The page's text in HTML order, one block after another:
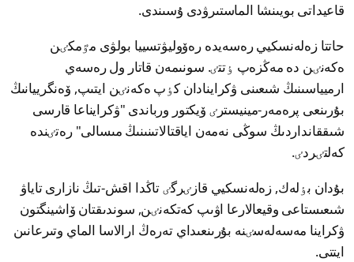
قاعيداتى بويىنشا الماستىرۋدى ۇسىندى.
حاتتا زەلەنسكيي رەسەيدە رەۆوليۋتسييا بولۋى مٷمكٸن
ەكەنٸن دە مەڭزەپ ٶتتٸ. سونىمەن قاتار ول رەسەي
ارميياسىنىڭ شىعىنى ۋكراينادان كٶپ ەكەنٸن ايتىپ, ۆەنگرييانىڭ
بۇرىنعى پرەمەر-مينيسترٸ ۆيكتور ورباندى "ۋكرايناعا قارسى
شىققانداردىڭ سوڭى نەمەن اياقتالاتىنىنىڭ مىسالى" رەتٸندە
كەلتٸردٸ.
بۇدان بٶلەك, زەلەنسكيي قازٸرگٸ تاڭدا اقش-تىڭ نازارى تاياۋ
شىعىستاعى وقيعالارعا اۋىپ كەتكەنٸن, سوندىقتان ۆاشينگتون
ۋكراينا مەسەلەسٸنە بۇرىنعىداي تەرەڭ ارالاسا الماي وتىرعانىن
ايتتى.